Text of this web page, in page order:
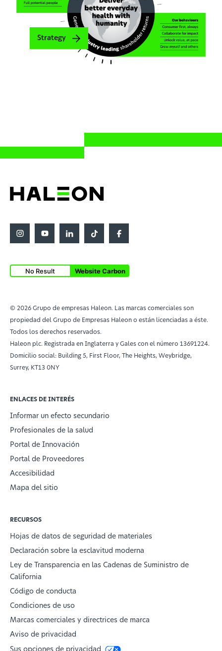
Strategy
No Result Website Carbon
© 2026 Grupo de empresas Haleon. Las marcas comerciales son
propiedad del Grupo de Empresas Haleon o están licenciadas a éste.
Todos los derechos reservados.
Haleon plc. Registrada en Inglaterra y Gales con el número 13691224.
Domicilio social: Building 5, First Floor, The Heights, Weybridge,
Surrey, KT13 0NY
ENLACES DE INTERÉS
Informar un efecto secundario
Profesionales de la salud
Portal de Innovación
Portal de Proveedores
Accesibilidad
Mapa del sitio
RECURSOS
Hojas de datos de seguridad de materiales
Declaración sobre la esclavitud moderna
Ley de Transparencia en las Cadenas de Suministro de
California
Código de conducta
Condiciones de uso
Marcas comerciales y directrices de marca
Aviso de privacidad
Sus opciones de privacidad